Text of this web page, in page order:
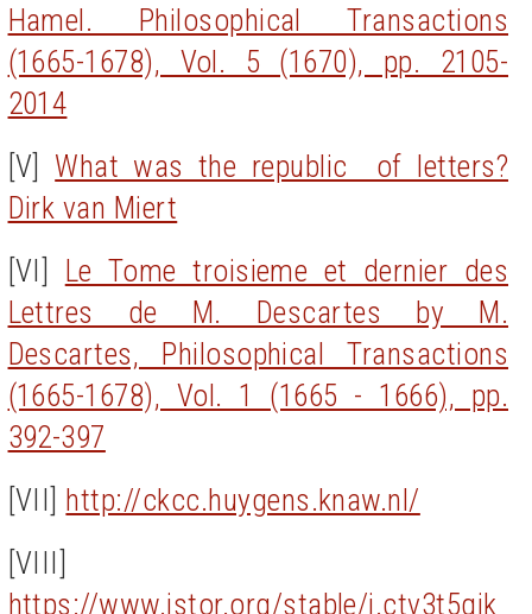
Hamel. Philosophical Transactions
(1665-1678), Vol. 5 (1670), pp. 2105-
2014
[V] What was the republic of letters?
Dirk van Miert
[VI] Le Tome troisieme et dernier des
Lettres de M. Descartes by M.
Descartes, Philosophical Transactions
(1665-1678), Vol. 1 (1665 - 1666), pp.
392-397
[VII] http://ckcc.huygens.knaw.nl/
[VIII]
https://www.jstor.org/stable/j.ctv3t5qjk